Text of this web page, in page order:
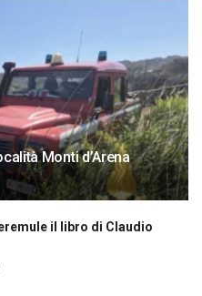
Monti d’Arena
il libro di Claudio